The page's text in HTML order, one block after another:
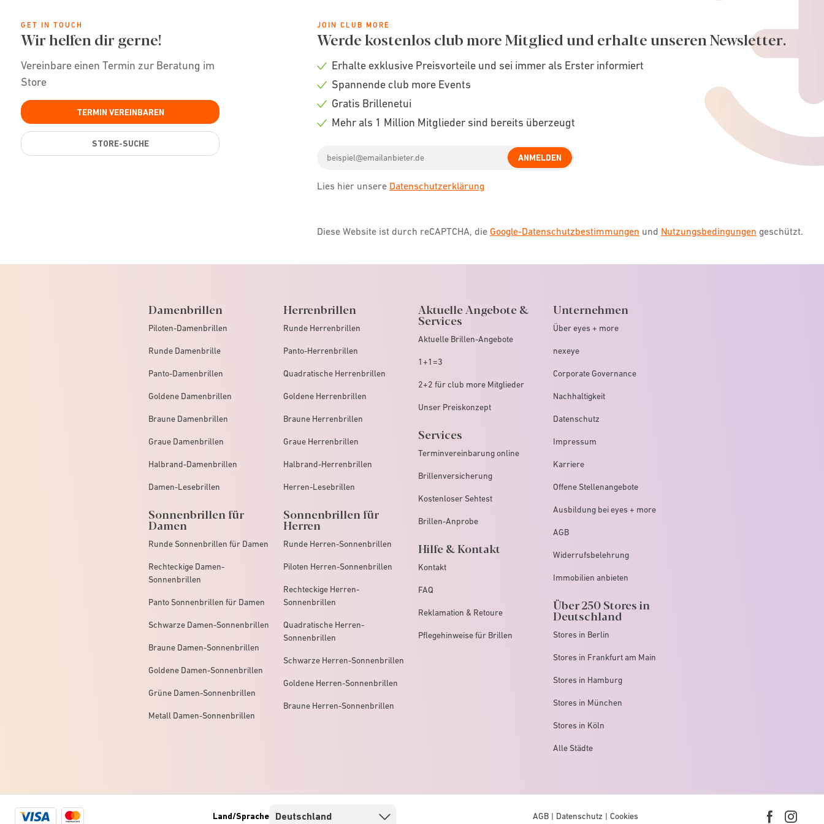
GET IN TOUCH
Wir helfen dir gerne!
Vereinbare einen Termin zur Beratung im
Store
TERMIN VEREINBAREN
STORE-SUCHE
JOIN CLUB MORE
Werde kostenlos club more Mitglied und erhalte unseren Newsletter.
Check
Erhalte exklusive Preisvorteile und sei immer als Erster informiert
Check
Spannende club more Events
Check
Gratis Brillenetui
Mehr als 1 Million Mitglieder sind bereits überzeugt
address
ANMELDEN
Lies hier unsere Datenschutzerklärung
Diese Website ist durch reCAPTCHA, die Google-Datenschutzbestimmungen und Nutzungsbedingungen geschützt.
Damenbrillen
Piloten-Damenbrillen
Runde Damenbrille
Panto-Damenbrillen
Goldene Damenbrillen
Braune Damenbrillen
Graue Damenbrillen
Halbrand-Damenbrillen
Damen-Lesebrillen
Sonnenbrillen für
Damen
Runde Sonnenbrillen für Damen
Rechteckige Damen-
Sonnenbrillen
Panto Sonnenbrillen für Damen
Schwarze Damen-Sonnenbrillen
Braune Damen-Sonnenbrillen
Goldene Damen-Sonnenbrillen
Grüne Damen-Sonnenbrillen
Metall Damen-Sonnenbrillen
Herrenbrillen
Runde Herrenbrillen
Panto-Herrenbrillen
Quadratische Herrenbrillen
Goldene Herrenbrillen
Braune Herrenbrillen
Graue Herrenbrillen
Halbrand-Herrenbrillen
Herren-Lesebrillen
Sonnenbrillen für
Herren
Runde Herren-Sonnenbrillen
Piloten Herren-Sonnenbrillen
Rechteckige Herren-
Sonnenbrillen
Quadratische Herren-
Sonnenbrillen
Schwarze Herren-Sonnenbrillen
Goldene Herren-Sonnenbrillen
Braune Herren-Sonnenbrillen
Aktuelle Angebote &
Services
Aktuelle Brillen-Angebote
1+1=3
2+2 für club more Mitglieder
Unser Preiskonzept
Services
Terminvereinbarung online
Brillenversicherung
Kostenloser Sehtest
Brillen-Anprobe
Hilfe & Kontakt
Kontakt
FAQ
Reklamation & Retoure
Pflegehinweise für Brillen
Unternehmen
Über eyes + more
nexeye
Corporate Governance
Nachhaltigkeit
Datenschutz
Impressum
Karriere
Offene Stellenangebote
Ausbildung bei eyes + more
AGB
Widerrufsbelehrung
Immobilien anbieten
Über 250 Stores in
Deutschland
Stores in Berlin
Stores in Frankfurt am Main
Stores in Hamburg
Stores in München
Stores in Köln
Alle Städte
Visa
Mastercard
Land/Sprache AGB Datenschutz Cookies